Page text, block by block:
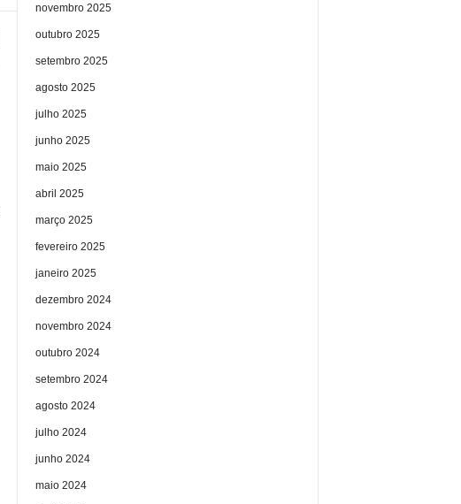
novembro 2025
outubro 2025
setembro 2025
agosto 2025
julho 2025
junho 2025
maio 2025
abril 2025
março 2025
fevereiro 2025
janeiro 2025
dezembro 2024
novembro 2024
outubro 2024
setembro 2024
agosto 2024
julho 2024
junho 2024
maio 2024